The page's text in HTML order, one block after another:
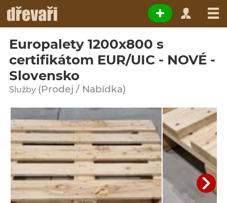
Europalety 1200x800 s
certifikátom EUR/UIC - NOVÉ -
Slovensko
Služby (Prodej / Nabídka)